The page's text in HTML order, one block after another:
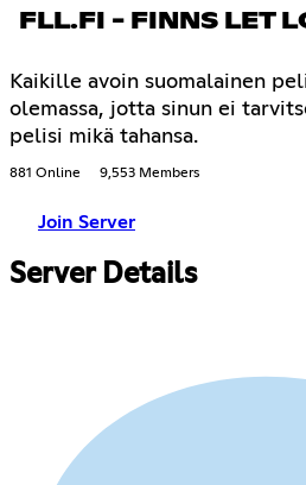
FLL.FI - FINNS LET
Kaikille avoin suomalainen
olemassa, jotta sinun ei
pelisi mikä tahansa.
881 Online 9,553 Members
Join Server
Server Details